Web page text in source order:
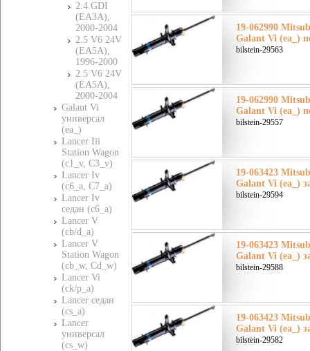
2.4 GDI
(EA3A),
2000-2004
2.5 V6 24V
(EA5A),
1996-2000
2.5 V6 24V
(EA5A),
2000-2004
Galant Vi
универсал
(ea_)
Lancer Iii
Station Wagon
(c1_v, C3_v)
Lancer Iv
(c6_a, C7_a)
Lancer Iv
седан (c6_a)
Lancer V
(cb/d_a)
Lancer V
Station Wagon
(cb_w, Cd_w)
Lancer Vi
(ck/p_a)
Lancer седан
(cs_a)
Lancer
универсал
(cs_w)
19-062990
Galant Vi (ea_)
bilstein-29563
19-062990
Galant Vi (ea_)
bilstein-29557
19-063423
Galant Vi (ea_)
bilstein-29594
19-063423
Galant Vi (ea_)
bilstein-29588
19-063423
Galant Vi (ea_)
bilstein-29582